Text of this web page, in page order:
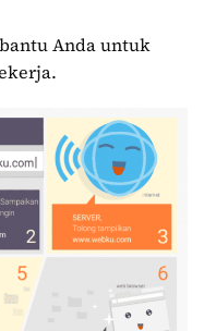
Anda untuk